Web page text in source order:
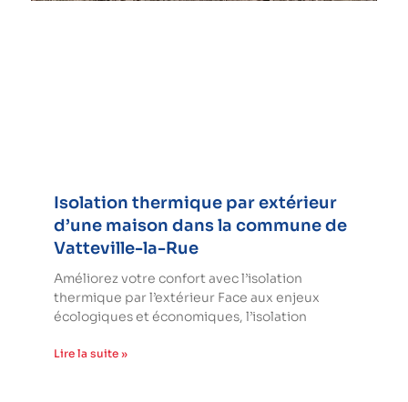
Isolation thermique par extérieur
d’une maison dans la commune de
Vatteville-la-Rue
Améliorez votre confort avec l’isolation
thermique par l’extérieur Face aux enjeux
écologiques et économiques, l’isolation
Lire la suite »